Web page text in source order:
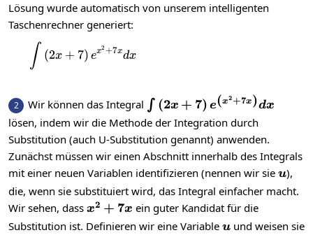
Lösung wurde automatisch von unserem intelligenten
Taschenrechner generiert:
\int\left(2x+7\right)e^{x^2+7x}dx
∫ (2x + 7) ex2 +7xdx
2 Wir können das Integral \int
∫ (2x + 7) e(x2+7x)dx
lösen, indem wir die Methode der Integration durch
Substitution (auch U-Substitution genannt) anwenden.
Zunächst müssen wir einen Abschnitt innerhalb des Integrals
mit einer neuen Variablen identifizieren (nennen wir sie u
u),
die, wenn sie substituiert wird, das Integral einfacher macht.
Wir sehen, dass x^2+7x
x2 + 7x ein guter Kandidat für die
Substitution ist. Definieren wir eine Variable u
u und weisen sie